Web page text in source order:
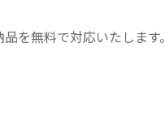
を無料で対応いたします。